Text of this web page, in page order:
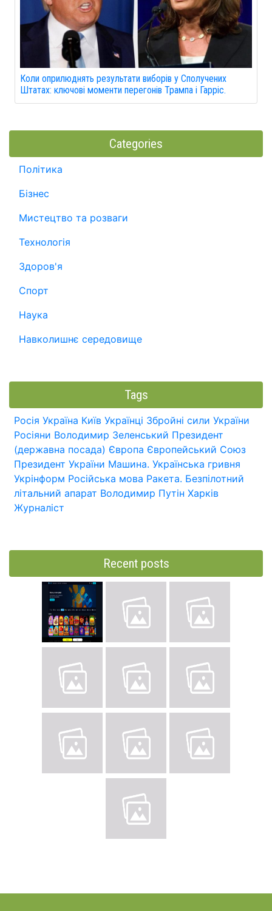
Коли оприлюднять результати виборів у Сполучених
Штатах: ключові моменти перегонів Трампа і Гарріс.
Categories
Політика
Бізнес
Мистецтво та розваги
Технологія
Здоров'я
Спорт
Наука
Навколишнє середовище
Tags
Росія Україна Київ Українці Збройні сили України
Росіяни Володимир Зеленський Президент
(державна посада) Європа Європейський Союз
Президент України Машина. Українська гривня
Укрінформ Російська мова Ракета. Безпілотний
літальний апарат Володимир Путін Харків
Журналіст
Recent posts